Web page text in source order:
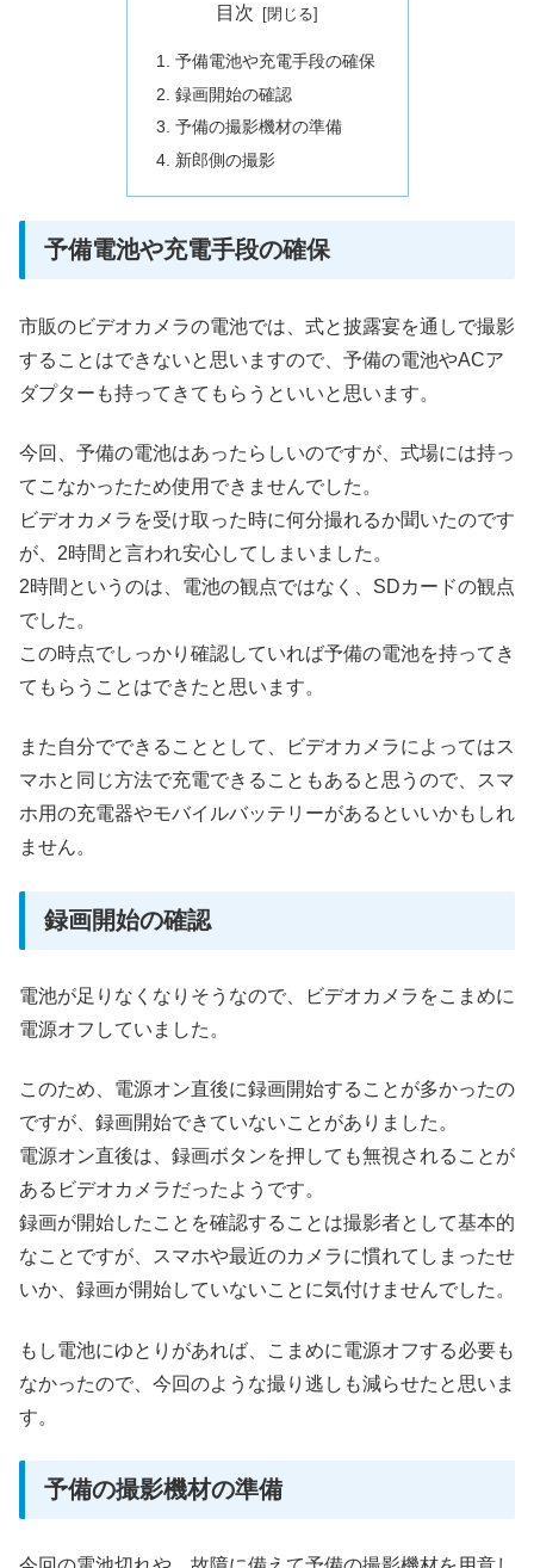
目次
予備電池や充電手段の確保
録画開始の確認
予備の撮影機材の準備
新郎側の撮影
予備電池や充電手段の確保
市販のビデオカメラの電池では、式と披露宴を通しで撮影
することはできないと思いますので、予備の電池やACア
ダプターも持ってきてもらうといいと思います。
今回、予備の電池はあったらしいのですが、式場には持っ
てこなかったため使用できませんでした。
ビデオカメラを受け取った時に何分撮れるか聞いたのです
が、2時間と言われ安心してしまいました。
2時間というのは、電池の観点ではなく、SDカードの観点
でした。
この時点でしっかり確認していれば予備の電池を持ってき
てもらうことはできたと思います。
また自分でできることとして、ビデオカメラによってはス
マホと同じ方法で充電できることもあると思うので、スマ
ホ用の充電器やモバイルバッテリーがあるといいかもしれ
ません。
録画開始の確認
電池が足りなくなりそうなので、ビデオカメラをこまめに
電源オフしていました。
このため、電源オン直後に録画開始することが多かったの
ですが、録画開始できていないことがありました。
電源オン直後は、録画ボタンを押しても無視されることが
あるビデオカメラだったようです。
録画が開始したことを確認することは撮影者として基本的
なことですが、スマホや最近のカメラに慣れてしまったせ
いか、録画が開始していないことに気付けませんでした。
もし電池にゆとりがあれば、こまめに電源オフする必要も
なかったので、今回のような撮り逃しも減らせたと思いま
す。
予備の撮影機材の準備